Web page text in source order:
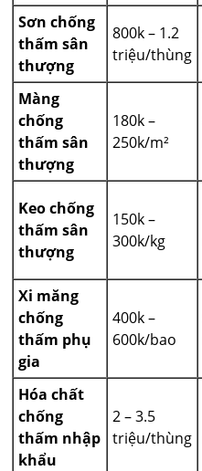
Sơn chống
thấm sân
thượng
800k – 1.2
triệu/thùng
Màng
chống
thấm sân
thượng
180k –
250k/m²
Keo chống
thấm sân
thượng
150k –
300k/kg
Xi măng
chống
thấm phụ
gia
400k –
600k/bao
Hóa chất
chống
thấm nhập
khẩu
2 – 3.5
triệu/thùng